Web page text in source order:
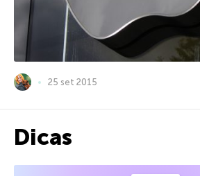
25 set 2015
Dicas